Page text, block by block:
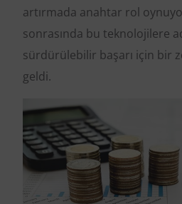
artırmada anahtar rol
sonrasında bu teknolojilere
sürdürülebilir başarı için bir
geldi.